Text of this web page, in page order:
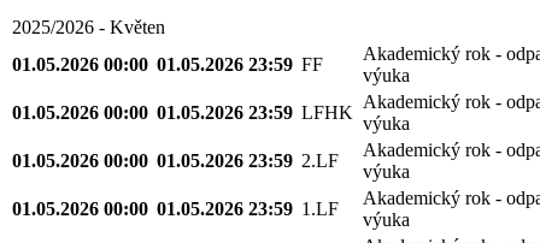
2025/2026 - Květen
01.05.2026 00:00 01.05.2026 23:59 FF
Akademický rok -
výuka
01.05.2026 00:00 01.05.2026 23:59 LFHK
Akademický rok -
výuka
01.05.2026 00:00 01.05.2026 23:59 2.LF
Akademický rok -
výuka
01.05.2026 00:00 01.05.2026 23:59 1.LF
Akademický rok -
výuka